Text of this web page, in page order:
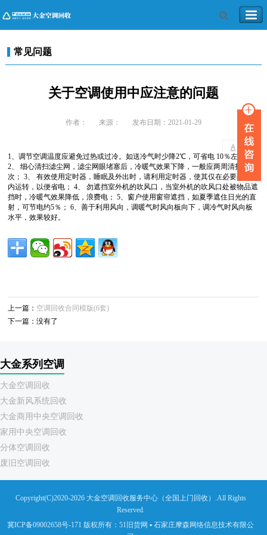
常见问题
关于空调使用中应注意的问题
作者： 来源： 发布日期：2021-01-29
A A +
1、调节空调温度应避免过热或过冷。如送冷气时少降2℃，可省电 10％左右；
2、 细心清扫滤尘网，滤尘网眼堵塞后，冷暖气效果下降，一般应两周清扫一
次； 3、 有效使用定时器，睡眠及外出时，请利用定时器，使其仅在必要的时间
内运转，以便省电； 4、 勿遮挡室外机的吹风口，当室外机的吹风口处被物品遮
挡时，冷暖气效果降低，浪费电； 5、窗户使用窗帘遮挡，如夏季遮住日光的直
射，可节电约5％； 6、善于利用风向，调暖气时风向板向下，调冷气时风向板
水平，效果较好。
上一篇： 空调回收合同模版(6套)
下一篇：没有了
大金系列空调
大金空调回收
大金新风系统回收
大金商用中央空调回收
家用中央空调回收
分体空调回收
废旧空调回收
Copyright(C)2020-2026 大金空调回收服务中心（全国上门回收）.All Rights
Reserved.
冀ICP备09002658号-171 版权所有 ： 51旧货网 ▪ 石家庄摩森网络信息技术有限公